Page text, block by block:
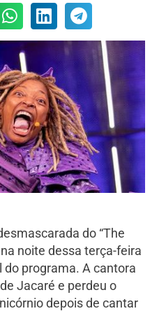
do “The
na noite dessa terça-feira
programa. A cantora
Jacaré e perdeu o
depois de cantar